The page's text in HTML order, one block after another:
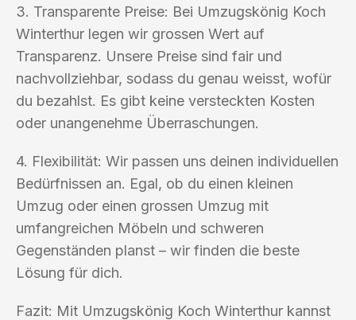
3. Transparente Preise: Bei Umzugskönig Koch
Winterthur legen wir grossen Wert auf
Transparenz. Unsere Preise sind fair und
nachvollziehbar, sodass du genau weisst, wofür
du bezahlst. Es gibt keine versteckten Kosten
oder unangenehme Überraschungen.
4. Flexibilität: Wir passen uns deinen individuellen
Bedürfnissen an. Egal, ob du einen kleinen
Umzug oder einen grossen Umzug mit
umfangreichen Möbeln und schweren
Gegenständen planst – wir finden die beste
Lösung für dich.
Fazit: Mit Umzugskönig Koch Winterthur kannst